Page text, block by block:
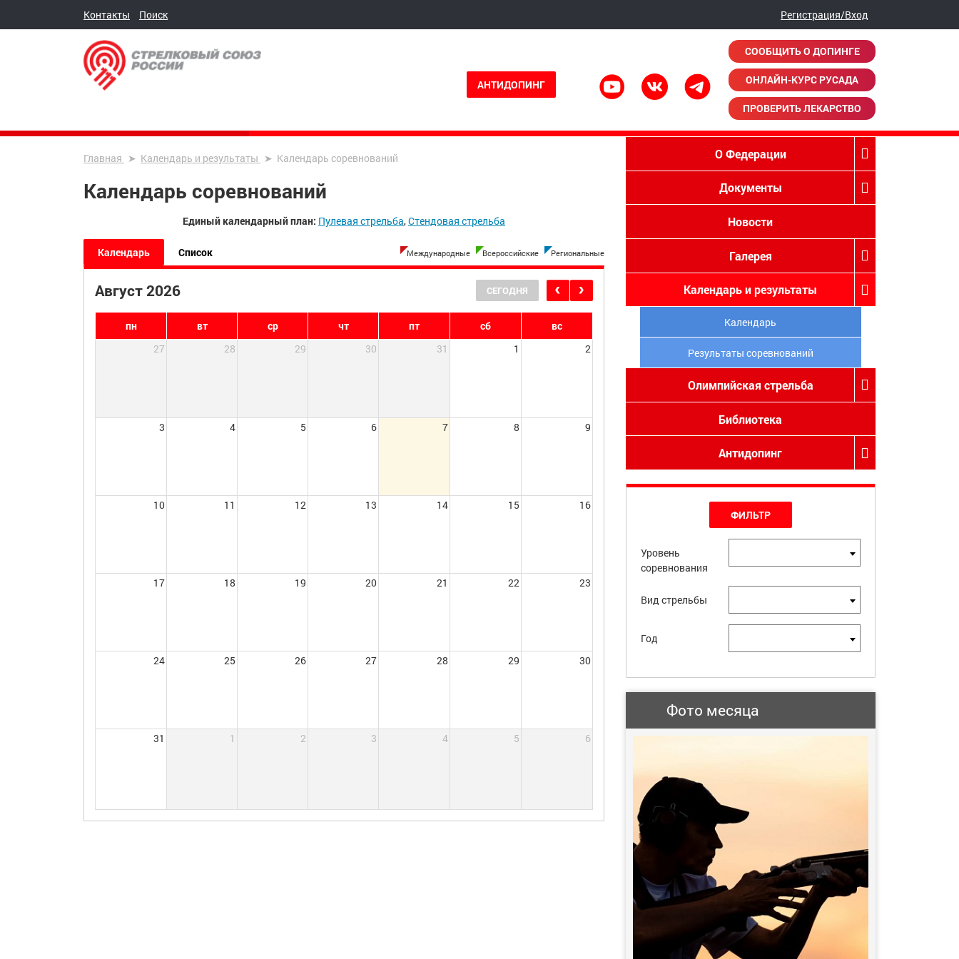
Контакты Поиск Регистрация/Вход
АНТИДОПИНГ
СООБЩИТЬ О ДОПИНГЕ
ОНЛАЙН-КУРС РУСАДА
ПРОВЕРИТЬ ЛЕКАРСТВО
Главная Календарь и результаты Календарь соревнований
Календарь соревнований
Единый календарный план: Пулевая стрельба,Стендовая стрельба
Международные Всероссийские Региональные
Календарь Список
Август 2026 СЕГОДНЯ
пн вт ср чт пт сб
вс
27
28 29 30 31 1 2
3 4 5 6 7 8 9
10 11 12 13 14 15 16
17 18 19 20 21 22 23
24 25 26 27 28 29 30
31 1 2 3 4 5 6
О Федерации
Документы
Новости
Галерея
Календарь и результаты
Календарь
Результаты соревнований
Олимпийская стрельба
Библиотека
Антидопинг
ФИЛЬТР
Уровень
соревнования
Вид стрельбы
Год
Фото месяца